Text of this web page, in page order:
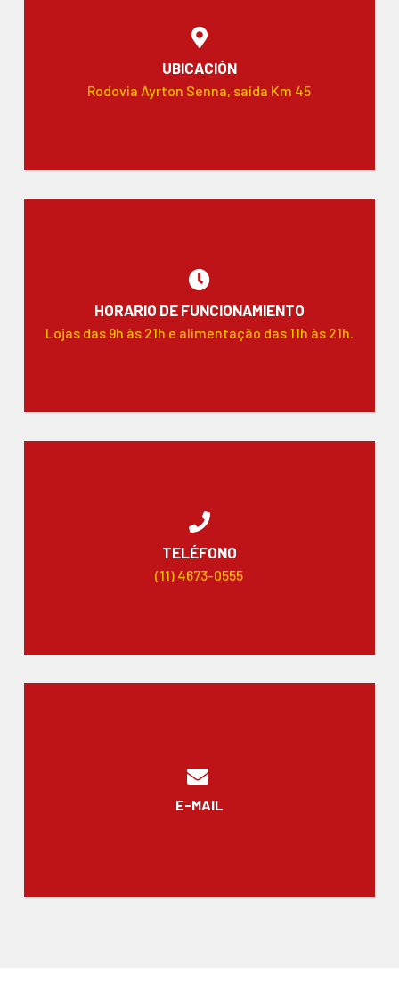
UBICACIÓN
Rodovia Ayrton Senna, saída Km 45
HORARIO DE FUNCIONAMIENTO
Lojas das 9h às 21h e alimentação das 11h às 21h.
TELÉFONO
(11) 4673-0555
E-MAIL